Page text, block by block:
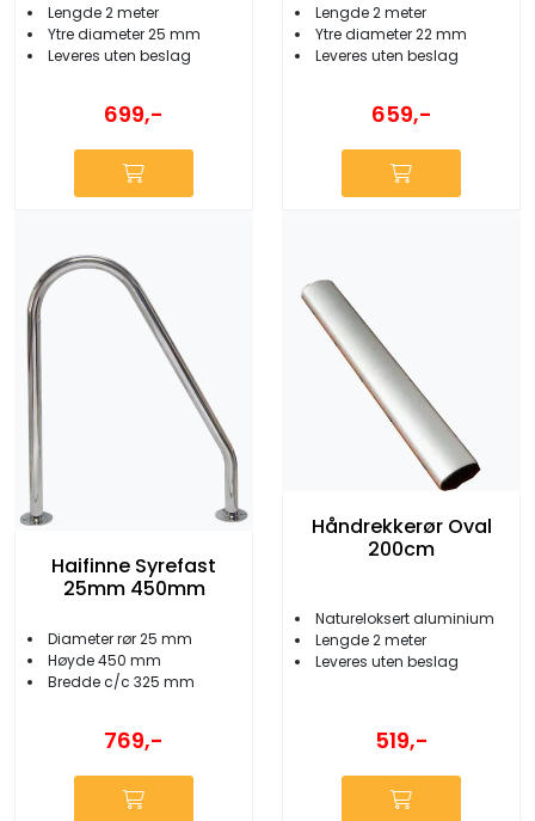
Lengde 2 meter
Ytre diameter 25 mm
Leveres uten beslag
699,-
Lengde 2 meter
Ytre diameter 22 mm
Leveres uten beslag
659,-
Haifinne Syrefast
25mm 450mm
Diameter rør 25 mm
Høyde 450 mm
Bredde c/c 325 mm
769,-
Håndrekkerør Oval
200cm
Natureloksert aluminium
Lengde 2 meter
Leveres uten beslag
519,-